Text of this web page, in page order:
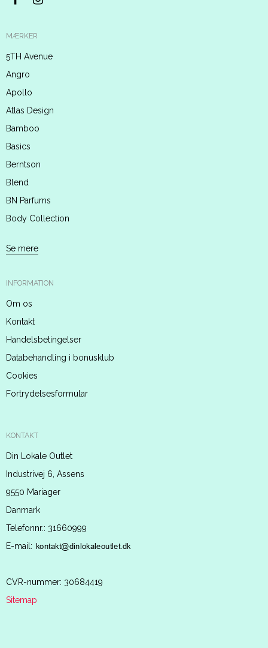
MÆRKER
5TH Avenue
Angro
Apollo
Atlas Design
Bamboo
Basics
Berntson
Blend
BN Parfums
Body Collection
Se mere
INFORMATION
Om os
Kontakt
Handelsbetingelser
Databehandling i bonusklub
Cookies
Fortrydelsesformular
KONTAKT
Din Lokale Outlet
Industrivej 6, Assens
9550 Mariager
Danmark
Telefonnr.: 31660999
E-mail :
CVR-nummer: 30684419
Sitemap